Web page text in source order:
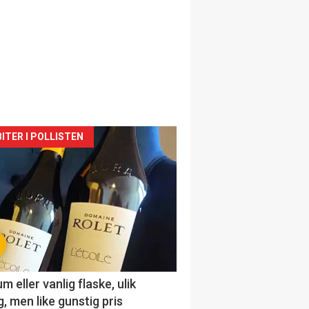
I POLLISTEN
eller vanlig flaske, ulik
men like gunstig pris